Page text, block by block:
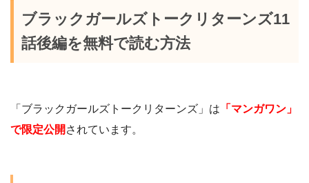
ブラックガールズトークリターンズ11
話後編を無料で読む方法
「ブラックガールズトークリターンズ」は 「マンガワン」
で限定公開 されています。